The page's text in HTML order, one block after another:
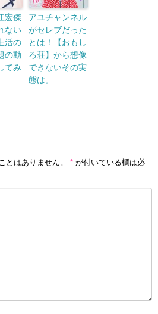
宏傑
ない
活の
の動
てみ
アユチャンネル
がセレブだった
とは！【おもし
ろ荘】から想像
できないその実
態は。
とはありません。 * が付いている欄は必